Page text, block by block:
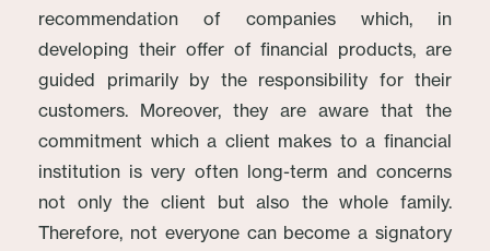
recommendation of companies which, in
developing their offer of financial products, are
guided primarily by the responsibility for their
customers. Moreover, they are aware that the
commitment which a client makes to a financial
institution is very often long-term and concerns
not only the client but also the whole family.
Therefore, not everyone can become a signatory